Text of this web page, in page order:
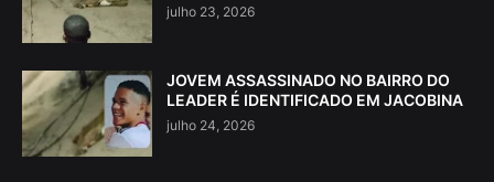
julho 23, 2026
JOVEM ASSASSINADO NO BAIRRO DO
LEADER É IDENTIFICADO EM JACOBINA
julho 24, 2026